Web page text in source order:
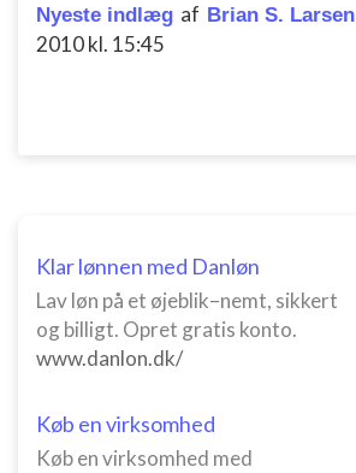
Nyeste indlæg af Brian S. Larsen
2010 kl. 15:45
Klar lønnen med Danløn
Lav løn på et øjeblik–nemt, sikkert
og billigt. Opret gratis konto.
www.danlon.dk/
Køb en virksomhed
Køb en virksomhed med